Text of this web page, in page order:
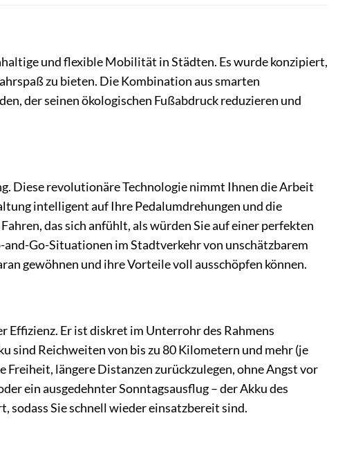
und flexible Mobilität in Städten. Es wurde konzipiert,
zu bieten. Die Kombination aus smarten
der seinen ökologischen Fußabdruck reduzieren und
Diese revolutionäre Technologie nimmt Ihnen die Arbeit
intelligent auf Ihre Pedalumdrehungen und die
das sich anfühlt, als würden Sie auf einer perfekten
Go-Situationen im Stadtverkehr von unschätzbarem
gewöhnen und ihre Vorteile voll ausschöpfen können.
Er ist diskret im Unterrohr des Rahmens
sind Reichweiten von bis zu 80 Kilometern und mehr (je
längere Distanzen zurückzulegen, ohne Angst vor
ein ausgedehnter Sonntagsausflug – der Akku des
sodass Sie schnell wieder einsatzbereit sind.